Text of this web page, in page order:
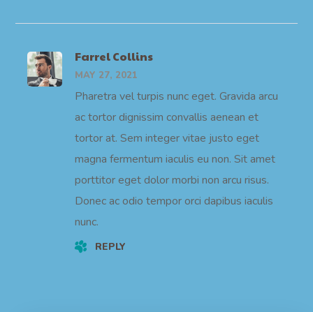
Farrel Collins
MAY 27, 2021
Pharetra vel turpis nunc eget. Gravida arcu
ac tortor dignissim convallis aenean et
tortor at. Sem integer vitae justo eget
magna fermentum iaculis eu non. Sit amet
porttitor eget dolor morbi non arcu risus.
Donec ac odio tempor orci dapibus iaculis
nunc.
REPLY